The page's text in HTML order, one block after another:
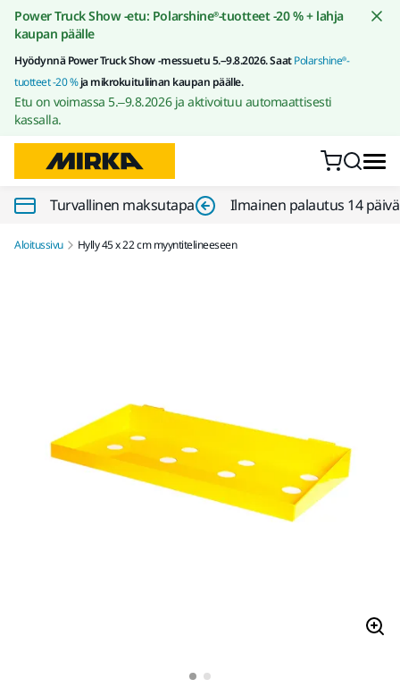
Siirry sisältöön
Power Truck Show -etu: Polarshine®-tuotteet -20 % + lahja
kaupan päälle
Hyödynnä Power Truck Show -messuetu 5.–9.8.2026. SaatPolarshine®-
tuotteet -20 %ja mikrokuituliinan kaupan päälle.
Etu on voimassa 5.–9.8.2026 ja aktivoituu automaattisesti
kassalla.
Turvallinen maksutapa Ilmainen palautus 14
Aloitussivu Hylly 45 x 22 cm myyntitelineeseen